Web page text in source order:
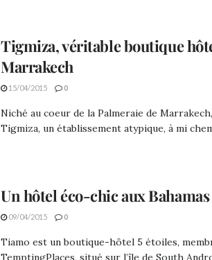
Tigmiza, véritable boutique
Marrakech
15/04/2015 0
Niché au coeur de la Palmeraie de
Tigmiza, un établissement atypique, à mi
Un hôtel éco-chic aux Bahamas
09/04/2015 0
Tiamo est un boutique-hôtel 5 étoiles,
TemptingPlaces, situé sur l’île de South